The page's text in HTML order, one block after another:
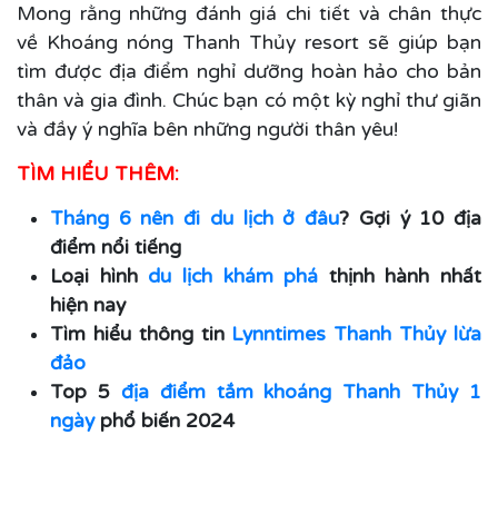
Mong rằng những đánh giá chi tiết và chân thực
về Khoáng nóng Thanh Thủy resort sẽ giúp bạn
tìm được địa điểm nghỉ dưỡng hoàn hảo cho bản
thân và gia đình. Chúc bạn có một kỳ nghỉ thư giãn
và đầy ý nghĩa bên những người thân yêu!
TÌM HIỂU THÊM:
Tháng 6 nên đi du lịch ở đâu? Gợi ý 10 địa
điểm nổi tiếng
Loại hình du lịch khám phá thịnh hành nhất
hiện nay
Tìm hiểu thông tin Lynntimes Thanh Thủy lừa
đảo
Top 5 địa điểm tắm khoáng Thanh Thủy 1
ngàyphổ biến 2024